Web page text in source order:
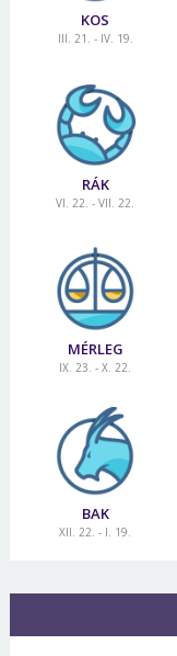
KOS
III. 21. - IV. 19.
RÁK
VI. 22. - VII. 22.
MÉRLEG
IX. 23. - X. 22.
BAK
XII. 22. - I. 19.